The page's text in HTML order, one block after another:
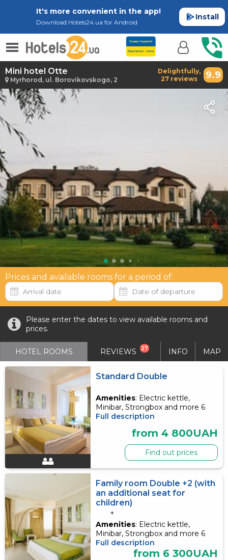
It's more convenient in the app!
Download Hotels24.ua for Android
Install
Mini hotel Otte
Myrhorod, ul. Borovikovskogo, 2
Delightfully, 9.9
27 reviews
Prices and available rooms for a period of:
Please enter the dates to view available rooms and
prices.
HOTEL ROOMS REVIEWS 27 INFO MAP
Standard Double
Amenities: Electric kettle,
Minibar, Strongbox and more 6
Full description
from 4 800UAH
Find out prices
Family room Double +2 (with
an additional seat for
children)
+
Amenities: Electric kettle,
Minibar, Strongbox and more 6
Full description
from 6 300UAH